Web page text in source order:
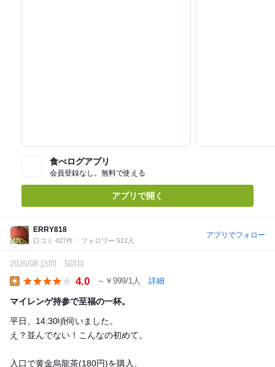
食べログアプリ
会員登録なし。無料で使える
アプリで開く
ERRY818
口コミ 427件 フォロワー 512人
アプリでフォロー
2026/08 訪問 5回目
4.0 ～￥999/1人 詳細
マイレンゲ持参で至福の一杯。
平日、14:30頃伺いました。
え？並んでない！こんなの初めて。
入口で黄金烏龍茶(180円)を購入、